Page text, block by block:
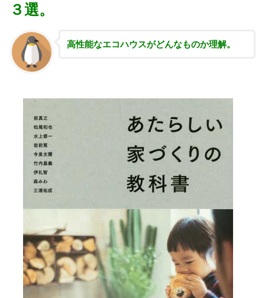
３選。
高性能なエコハウスがどんなものか理解。